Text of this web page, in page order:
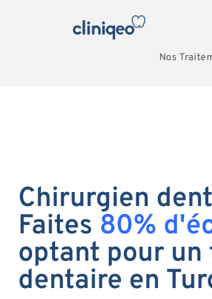
Nos
Chirurgien
Faites 80%
optant pour
dentaire en